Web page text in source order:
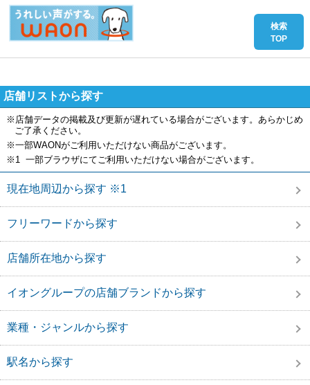
店舗リストから探す
※店舗データの掲載及び更新が遅れている場合がございます。あらかじめ
ご了承ください。
※一部WAONがご利用いただけない商品がございます。
※1 一部ブラウザにてご利用いただけない場合がございます。
現在地周辺から探す ※1
フリーワードから探す
店舗所在地から探す
イオングループの店舗ブランドから探す
業種・ジャンルから探す
駅名から探す